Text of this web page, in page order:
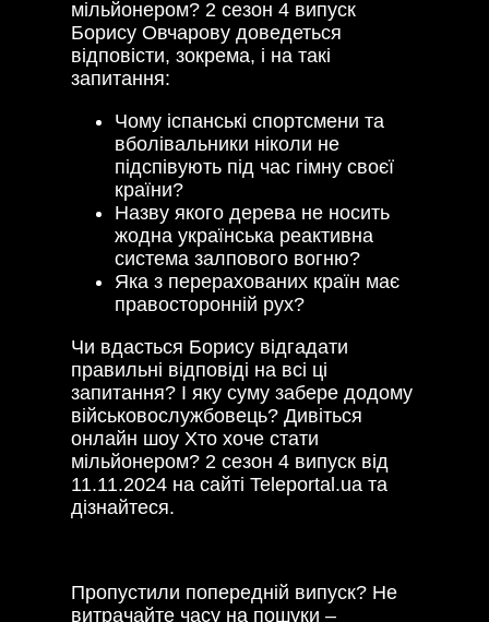
мільйонером? 2 сезон 4 випуск
Борису Овчарову доведеться
відповісти, зокрема, і на такі
запитання:
Чому іспанські спортсмени та
вболівальники ніколи не
підспівують під час гімну своєї
країни?
Назву якого дерева не носить
жодна українська реактивна
система залпового вогню?
Яка з перерахованих країн має
правосторонній рух?
Чи вдасться Борису відгадати
правильні відповіді на всі ці
запитання? І яку суму забере додому
військовослужбовець? Дивіться
онлайн шоу Хто хоче стати
мільйонером? 2 сезон 4 випуск від
11.11.2024 на сайті Teleportal.ua та
дізнайтеся.
Пропустили попередній випуск? Не
витрачайте часу на пошуки –